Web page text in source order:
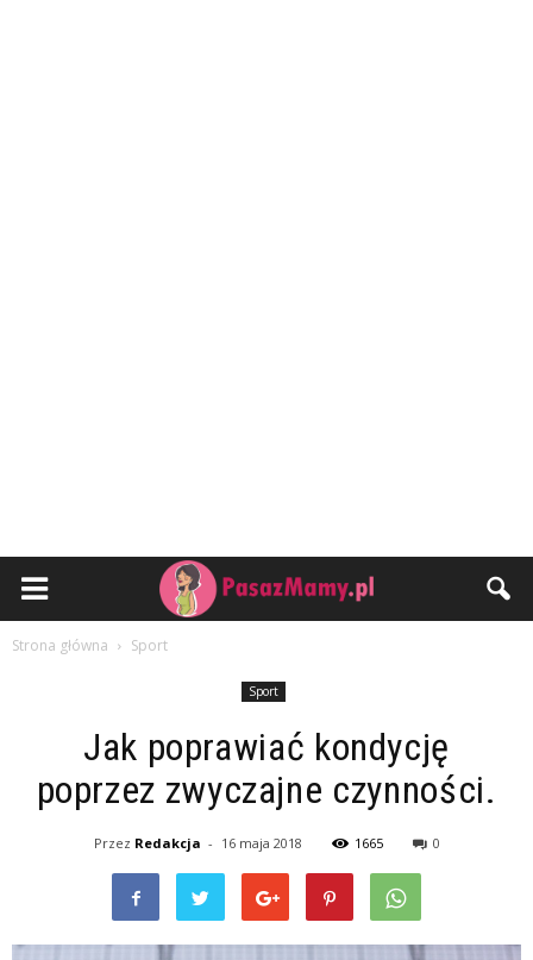
Strona główna Sport
Sport
Jak poprawiać kondycję
poprzez zwyczajne czynności.
Przez Redakcja - 16 maja 2018 1665 0